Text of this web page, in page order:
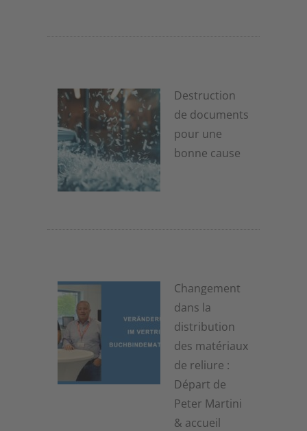
Destruction
de documents
pour une
bonne cause
Changement
dans la
distribution
des matériaux
de reliure :
Départ de
Peter Martini
& accueil